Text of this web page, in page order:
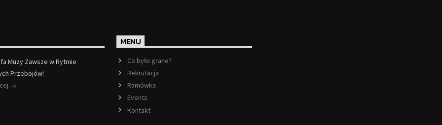
Muzy Zawsze w Rytmie
Przebojów!
MENU
Co było grane?
Rekrutacja
Ramówka
Events
Kontakt